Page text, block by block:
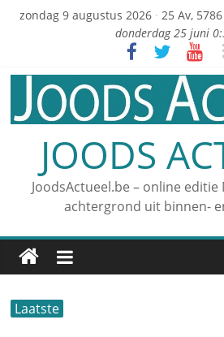
zondag 9 augustus 2026 · 25 Av, 5786
donderdag 25 juni
JOODS
JoodsActueel.be – online
achtergrond uit binnen-
Laatste